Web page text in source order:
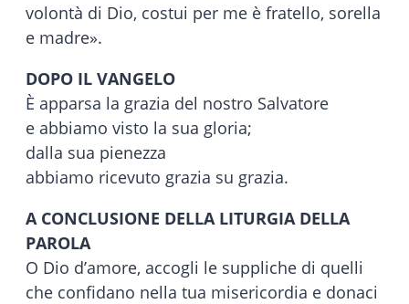
volontà di Dio, costui per me è fratello, sorella
e madre».
DOPO IL VANGELO
È apparsa la grazia del nostro Salvatore
e abbiamo visto la sua gloria;
dalla sua pienezza
abbiamo ricevuto grazia su grazia.
A CONCLUSIONE DELLA LITURGIA DELLA
PAROLA
O Dio d’amore, accogli le suppliche di quelli
che confidano nella tua misericordia e donaci